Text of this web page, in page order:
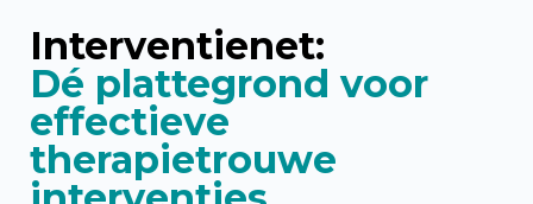
Interventienet:
Dé plattegrond voor
effectieve
therapietrouwe